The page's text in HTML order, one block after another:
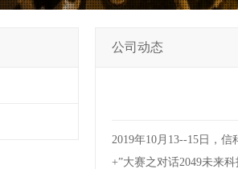
公司动态
2019年10月13--15日，
+”大赛之对话2049未来